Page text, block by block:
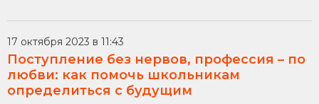
17 октября 2023 в 11:43
Поступление без нервов, профессия – по
любви: как помочь школьникам
определиться с будущим